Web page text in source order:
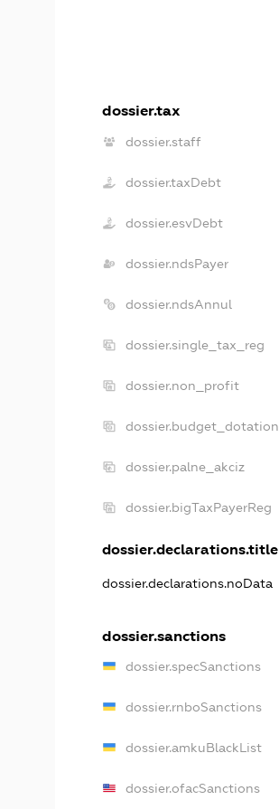
dossier.tax
dossier.staff
dossier.taxDebt
dossier.esvDebt
dossier.ndsPayer
dossier.ndsAnnul
dossier.single_tax_reg
dossier.non_profit
dossier.budget_dotation
dossier.palne_akciz
dossier.bigTaxPayerReg
dossier.declarations.title
dossier.declarations.noData
dossier.sanctions
dossier.specSanctions
dossier.rnboSanctions
dossier.amkuBlackList
dossier.ofacSanctions